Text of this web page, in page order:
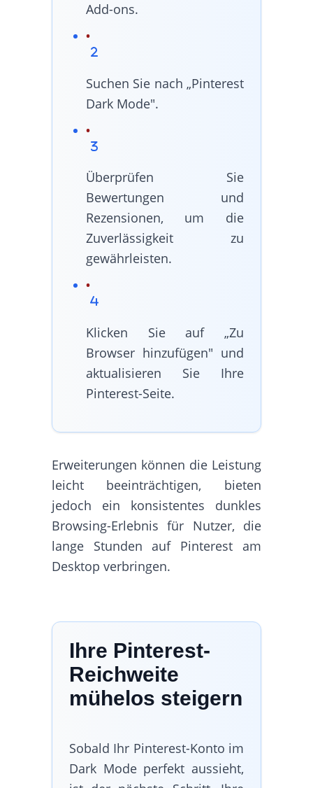
Add-ons.
Suchen Sie nach „Pinterest
Dark Mode".
Überprüfen Sie
Bewertungen und
Rezensionen, um die
Zuverlässigkeit zu
gewährleisten.
Klicken Sie auf „Zu
Browser hinzufügen" und
aktualisieren Sie Ihre
Pinterest-Seite.
Erweiterungen können die Leistung
leicht beeinträchtigen, bieten
jedoch ein konsistentes dunkles
Browsing-Erlebnis für Nutzer, die
lange Stunden auf Pinterest am
Desktop verbringen.
Ihre Pinterest-
Reichweite
mühelos steigern
Sobald Ihr Pinterest-Konto im
Dark Mode perfekt aussieht,